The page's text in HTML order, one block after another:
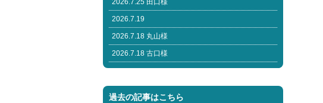
2026.7.25 田口様
2026.7.19
2026.7.18 丸山様
2026.7.18 古口様
過去の記事はこちら